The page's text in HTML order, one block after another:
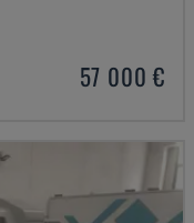
57 000 €